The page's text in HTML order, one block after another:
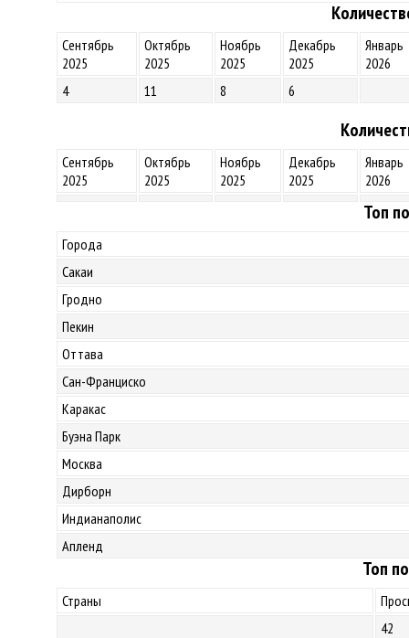
Сентябрь
2025
Октябрь
2025
Ноябрь
2025
Декабрь
2025
Январь
2026
4
11 8 6
Сентябрь
2025
Октябрь
2025
Ноябрь
2025
Декабрь
2025
Январь
2026
Топ
Города
Сакаи
Гродно
Пекин
Оттава
Сан-Франциско
Каракас
Буэна Парк
Москва
Дирборн
Индианаполис
Апленд
Топ
Страны
42